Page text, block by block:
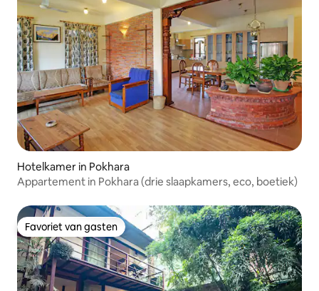
Hotelkamer in Pokhara
Appartement in Pokhara (drie slaapkamers, eco, boetiek)
Favoriet van gasten
Favoriet van gasten